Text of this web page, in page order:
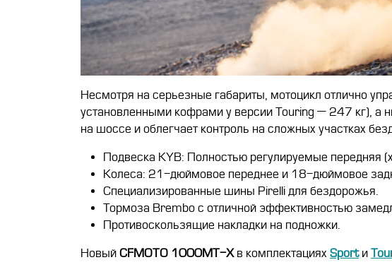
Несмотря на серьезные габариты, мотоцикл отлично
установленными кофрами у версии Touring — 247 кг), а
на шоссе и облегчает контроль на сложных участках
Подвеска KYB: Полностью регулируемые передняя
Колеса: 21-дюймовое переднее и 18-дюймовое
Специализированные шины Pirelli для бездорожья.
Тормоза Brembo с отличной эффективностью
Противоскользящие накладки на подножки.
Новый CFMOTO 1000MT-X в комплектациях Sportи